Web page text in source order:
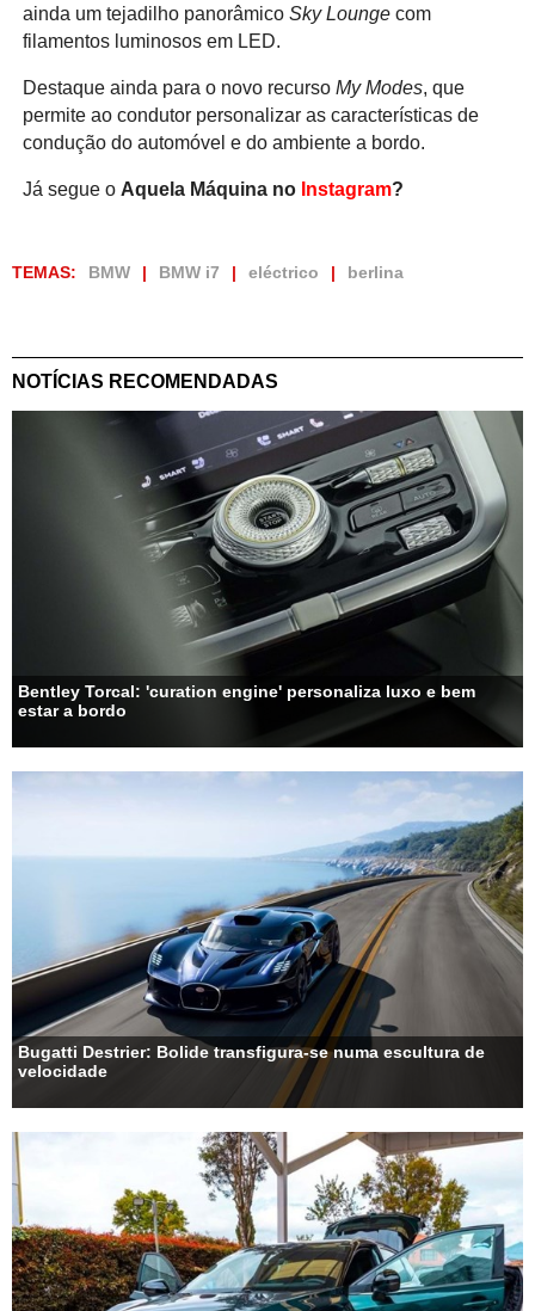
ainda um tejadilho panorâmico Sky Loungecom
filamentos luminosos em LED.
Destaque ainda para o novo recurso My Modes, que
permite ao condutor personalizar as características de
condução do automóvel e do ambiente a bordo.
Já segue o Aquela Máquina no Instagram?
TEMAS: BMW BMW i7 eléctrico berlina
NOTÍCIAS RECOMENDADAS
Bentley Torcal: 'curation engine' personaliza luxo e bem
estar a bordo
Bugatti Destrier: Bolide transfigura-se numa escultura de
velocidade